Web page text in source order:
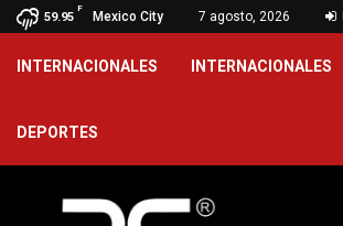
59.95
F
Mexico City 7 agosto, 2026
aplica modelo de desarrollo…
INTERNACIONALES INTERNACIONALES
DEPORTES